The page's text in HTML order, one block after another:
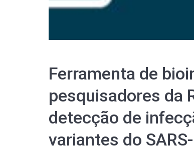
Ferramenta de
pesquisadores da
detecção de
variantes do